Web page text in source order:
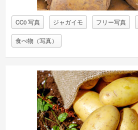
CC0 写真 ジャガイモ フリー写真
食べ物（写真）